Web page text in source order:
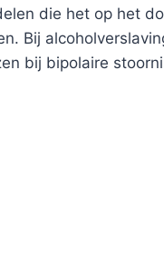
die het op het
Bij
bij bipolaire